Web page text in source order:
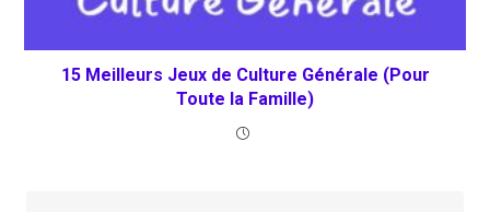
15 Meilleurs Jeux de Culture Générale (Pour
Toute la Famille)